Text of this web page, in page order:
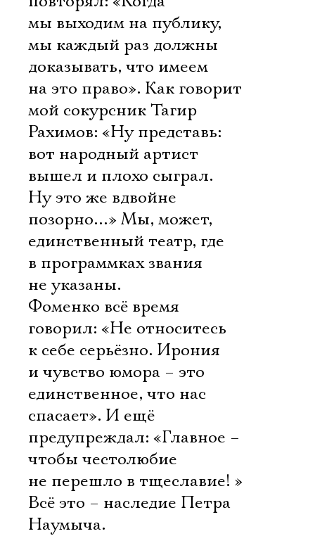
мы выходим на публику,
мы каждый раз должны
доказывать, что имеем
на это право». Как говорит
мой сокурсник Тагир
Рахимов: «Ну представь:
вот народный артист
вышел и плохо сыграл.
Ну это же вдвойне
позорно…» Мы, может,
единственный театр, где
в программках звания
не указаны.
Фоменко всё время
говорил: «Не относитесь
к себе серьёзно. Ирония
и чувство юмора – это
единственное, что нас
спасает». И ещё
предупреждал: «Главное –
чтобы честолюбие
не перешло в тщеславие! »
Всё это – наследие Петра
Наумыча.